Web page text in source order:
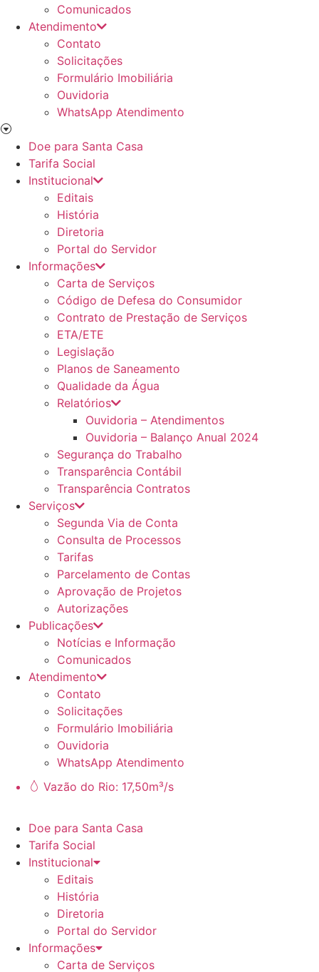
Comunicados
Atendimento
Contato
Solicitações
Formulário Imobiliária
Ouvidoria
WhatsApp Atendimento
Doe para Santa Casa
Tarifa Social
Institucional
Editais
História
Diretoria
Portal do Servidor
Informações
Carta de Serviços
Código de Defesa do Consumidor
Contrato de Prestação de Serviços
ETA/ETE
Legislação
Planos de Saneamento
Qualidade da Água
Relatórios
Ouvidoria – Atendimentos
Ouvidoria – Balanço Anual 2024
Segurança do Trabalho
Transparência Contábil
Transparência Contratos
Serviços
Segunda Via de Conta
Consulta de Processos
Tarifas
Parcelamento de Contas
Aprovação de Projetos
Autorizações
Publicações
Notícias e Informação
Comunicados
Atendimento
Contato
Solicitações
Formulário Imobiliária
Ouvidoria
WhatsApp Atendimento
Vazão do Rio: 17,50m³/s
Doe para Santa Casa
Tarifa Social
Institucional
Editais
História
Diretoria
Portal do Servidor
Informações
Carta de Serviços